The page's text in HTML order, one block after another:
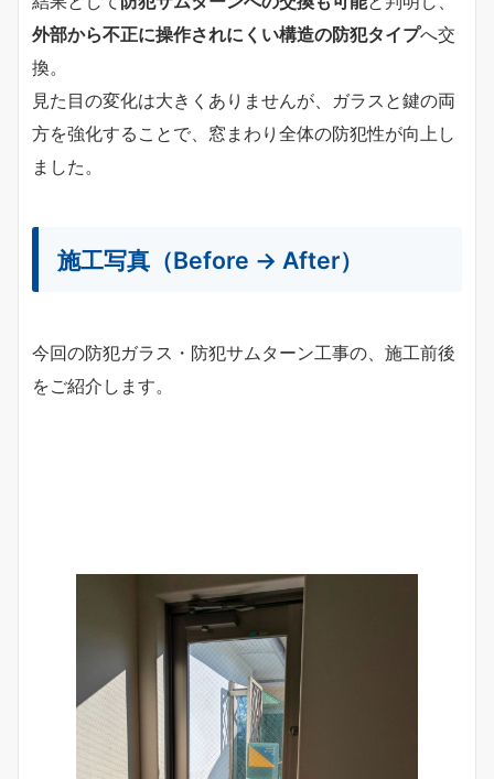
外部から不正に操作されにくい構造の防犯タイプへ交
換。
見た目の変化は大きくありませんが、ガラスと鍵の両
方を強化することで、窓まわり全体の防犯性が向上し
ました。
施工写真（Before → After）
今回の防犯ガラス・防犯サムターン工事の、施工前後
をご紹介します。